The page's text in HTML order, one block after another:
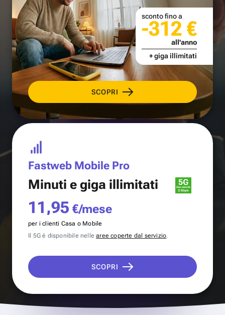
SCOPRI
sconto fino a
-312 €
all'anno
+ giga illimitati
Fastweb Mobile Pro
Minuti e giga illimitati
11,95 €/mese
per i clienti Casa o Mobile
Il 5G è disponibile nellearee coperte dal servizio.
SCOPRI